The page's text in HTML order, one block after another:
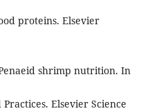
proteins. Elsevier
shrimp nutrition. In
Elsevier Science